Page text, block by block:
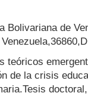
Bolivariana de
teóricos
de la crisis